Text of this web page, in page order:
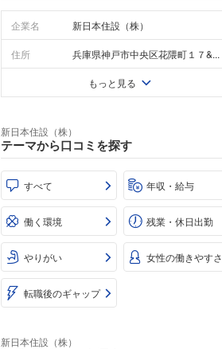
企業名 新日本住設（株）
住所 兵庫県神戸市中央区花隈町１７&...
もっと見る
新日本住設（株）
テーマから口コミを探す
すべて 年収・給与
働く環境 残業・休日出勤
やりがい 女性の働きやすさ
転職後のギャップ
新日本住設（株）